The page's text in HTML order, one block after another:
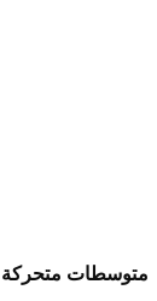
متوسطات متحركة